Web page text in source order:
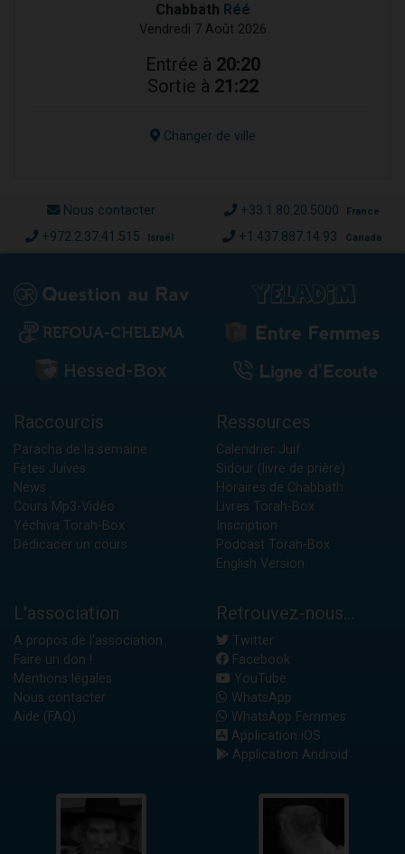
Chabbath Réé
Vendredi 7 Août 2026
Entrée à 20:20
Sortie à 21:22
Changer de ville
Nous contacter +33.1.80.20.5000 France
+972.2.37.41.515 Israël +1.437.887.14.93 Canada
Raccourcis
Paracha de la semaine
Fêtes Juives
News
Cours Mp3-Vidéo
Yéchiva Torah-Box
Dédicacer un cours
Ressources
Calendrier Juif
Sidour (livre de prière)
Horaires de Chabbath
Livres Torah-Box
Inscription
Podcast Torah-Box
English Version
L'association
A propos de l'association
Faire un don !
Mentions légales
Nous contacter
Aide (FAQ)
Retrouvez-nous...
Twitter
Facebook
YouTube
WhatsApp
WhatsApp Femmes
Application iOS
Application Android